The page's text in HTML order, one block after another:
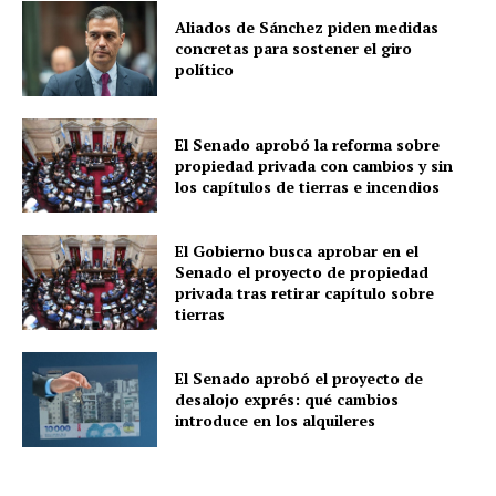
Aliados de Sánchez piden medidas
concretas para sostener el giro
político
El Senado aprobó la reforma sobre
propiedad privada con cambios y sin
los capítulos de tierras e incendios
El Gobierno busca aprobar en el
Senado el proyecto de propiedad
privada tras retirar capítulo sobre
tierras
El Senado aprobó el proyecto de
desalojo exprés: qué cambios
introduce en los alquileres